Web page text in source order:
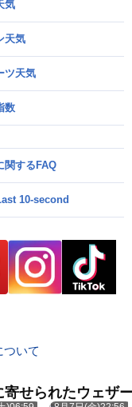
気
天気
ツ天気
数
関するFAQ
10-second
いて
せられたウェザ